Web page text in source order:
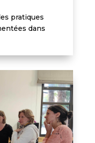
pratiques
dans